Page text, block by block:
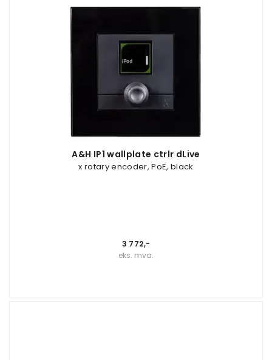
A&H IP1 wallplate ctrlr dLive
x rotary encoder, PoE, black
eks. mva.
3 772,-